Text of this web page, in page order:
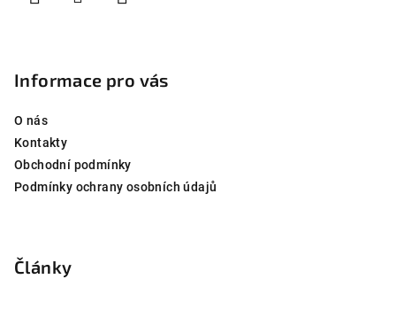
Informace pro vás
O nás
Kontakty
Obchodní podmínky
Podmínky ochrany osobních údajů
Články